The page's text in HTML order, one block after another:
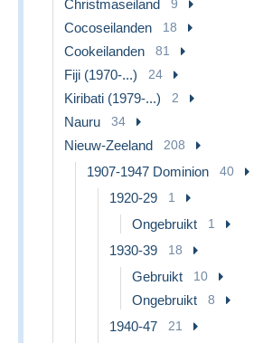
Christmaseiland 9
Cocoseilanden 18
Cookeilanden 81
Fiji (1970-...) 24
Kiribati (1979-...) 2
Nauru 34
Nieuw-Zeeland 208
1907-1947 Dominion 40
1920-29 1
Ongebruikt 1
1930-39 18
Gebruikt 10
Ongebruikt 8
1940-47 21